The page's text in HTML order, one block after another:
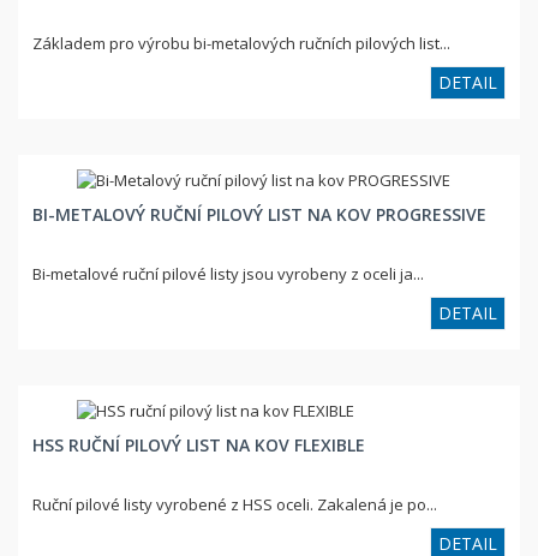
Základem pro výrobu bi-metalových ručních pilových list...
DETAIL
BI-METALOVÝ RUČNÍ PILOVÝ LIST NA KOV PROGRESSIVE
Bi-metalové ruční pilové listy jsou vyrobeny z oceli ja...
DETAIL
HSS RUČNÍ PILOVÝ LIST NA KOV FLEXIBLE
Ruční pilové listy vyrobené z HSS oceli. Zakalená je po...
DETAIL